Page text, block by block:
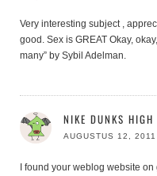
Very interesting subject ,
good. Sex is GREAT Okay,
many” by Sybil Adelman.
NIKE DUNKS HIGH
AUGUSTUS 12,
I found your weblog website